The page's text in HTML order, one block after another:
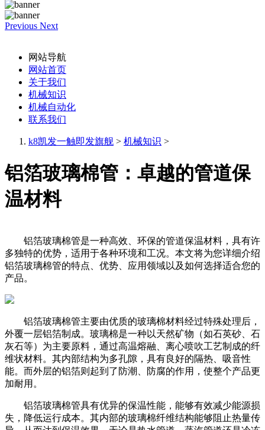
Previous Next
网站导航
网站首页
关于我们
机械知识
机械自动化
联系我们
k8凯发一触即发旗舰 > 机械知识 >
铝箔玻璃棉管：卓越的管道保
温材料
铝箔玻璃棉管是一种高效、环保的管道保温材料，具有许
多独特的优势，适用于各种环境和工况。本文将为您详细介绍
铝箔玻璃棉管的特点、优势、应用领域以及如何选择适合您的
产品。
铝箔玻璃棉管主要由优质的玻璃棉材料经过特殊处理后，
外覆一层铝箔制成。玻璃棉是一种以天然矿物（如石英砂、石
灰石等）为主要原料，通过高温熔融、离心喷吹工艺制成的纤
维状材料。其内部结构为多孔隙，具有良好的隔热、吸音性
能。而外层的铝箔则起到了防潮、防腐的作用，使整个产品更
加耐用。
铝箔玻璃棉管具有优异的保温性能，能够有效减少能源损
失，降低运行成本。其内部的玻璃棉纤维结构能够阻止热量传